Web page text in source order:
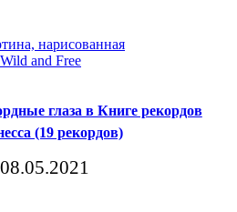
глаза в Книге рекордов
(19 рекордов)
08.05.2021